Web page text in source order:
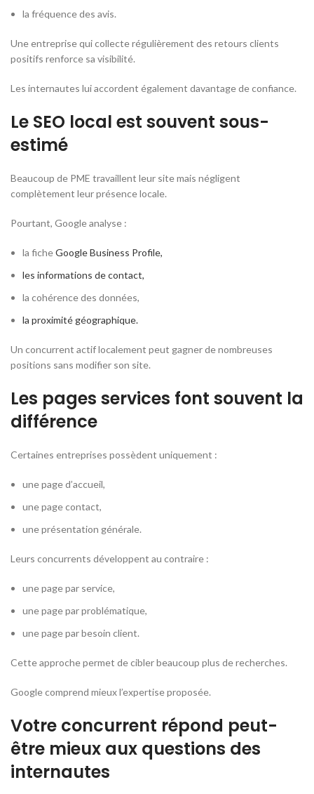
la fréquence des avis.
Une entreprise qui collecte régulièrement des retours clients
positifs renforce sa visibilité.
Les internautes lui accordent également davantage de confiance.
Le SEO local est souvent sous-
estimé
Beaucoup de PME travaillent leur site mais négligent
complètement leur présence locale.
Pourtant, Google analyse :
la ficheGoogle Business Profile,
les informations de contact,
la cohérence des données,
la proximité géographique.
Un concurrent actif localement peut gagner de nombreuses
positions sans modifier son site.
Les pages services font souvent la
différence
Certaines entreprises possèdent uniquement :
une page d’accueil,
une page contact,
une présentation générale.
Leurs concurrents développent au contraire :
une page par service,
une page par problématique,
une page par besoin client.
Cette approche permet de cibler beaucoup plus de recherches.
Google comprend mieux l’expertise proposée.
Votre concurrent répond peut-
être mieux aux questions des
internautes